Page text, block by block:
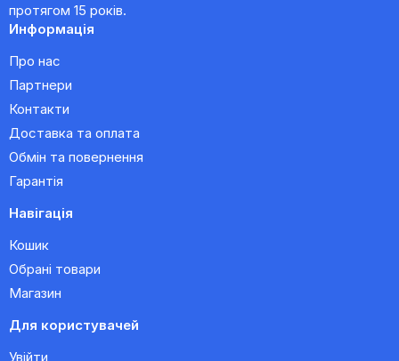
протягом 15 років.
Информація
Про нас
Партнери
Контакти
Доставка та оплата
Обмін та повернення
Гарантія
Навігація
Кошик
Обрані товари
Магазин
Для користувачей
Увійти